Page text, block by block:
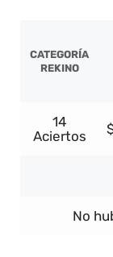
CATEGORÍA
REKINO
14
Aciertos
No